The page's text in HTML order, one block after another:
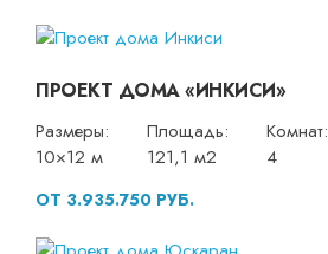
ПРОЕКТ ДОМА «ИНКИСИ»
Размеры:
10×12 м
Площадь:
121,1 м2
Комнат:
4
ОТ 3.935.750 РУБ.